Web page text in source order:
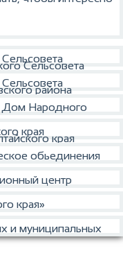
Сельсовета
района
Дом Народного
края
обьединения
центр
края»
и муниципальных